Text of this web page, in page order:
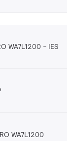
WA7L1200 IES
WA7L1200